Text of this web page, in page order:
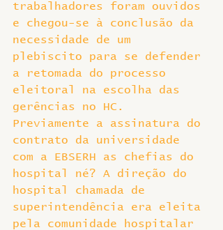
trabalhadores foram ouvidos
e chegou-se à conclusão da
necessidade de um
plebiscito para se defender
a retomada do processo
eleitoral na escolha das
gerências no HC.
Previamente a assinatura do
contrato da universidade
com a EBSERH as chefias do
hospital né? A direção do
hospital chamada de
superintendência era eleita
pela comunidade hospitalar